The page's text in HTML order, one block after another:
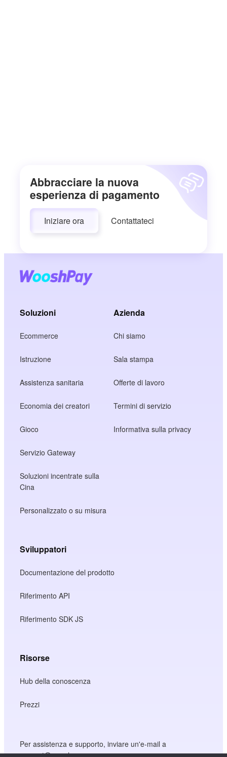
Abbracciare la nuova
esperienza di pagamento
Iniziare ora Contattateci
Soluzioni
Ecommerce
Istruzione
Assistenza sanitaria
Economia dei creatori
Gioco
Servizio Gateway
Soluzioni incentrate sulla
Cina
Personalizzato o su misura
Azienda
Chi siamo
Sala stampa
Offerte di lavoro
Termini di servizio
Informativa sulla privacy
Sviluppatori
Documentazione del prodotto
Riferimento API
Riferimento SDK JS
Risorse
Hub della conoscenza
Prezzi
Per assistenza e supporto, inviare un'e-mail a